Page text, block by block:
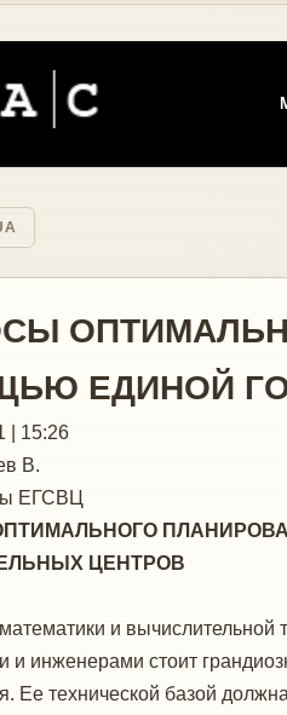
ЕДИНОЙ
| 15:26
В.
ЕГСВЦ
ЦЕНТРОВ
и вычислительной
и инженерами стоит
Ее технической базой